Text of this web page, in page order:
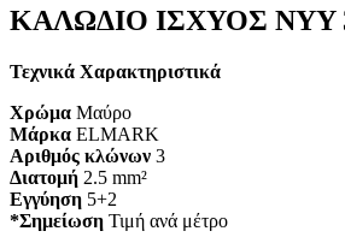
ΚΑΛΩΔΙΟ ΙΣΧΥΟΣ NYY
Τεχνικά Χαρακτηριστικά
Χρώμα Μαύρο
Μάρκα ELMARK
Αριθμός κλώνων 3
Διατομή 2.5 mm²
Εγγύηση 5+2
*Σημείωση Τιμή ανά μέτρο